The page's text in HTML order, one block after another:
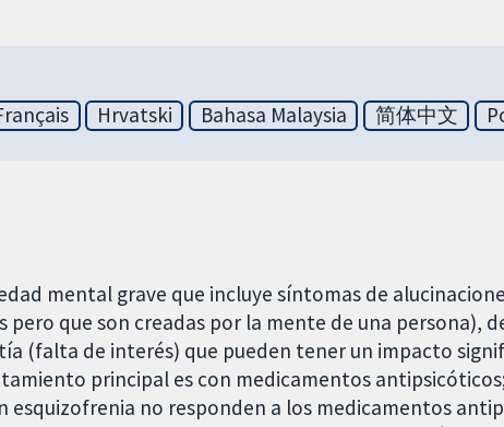
Hrvatski Bahasa Malaysia 简体中文
mental grave que incluye síntomas de
pero que son creadas por la mente de una persona),
(falta de interés) que pueden tener un impacto
principal es con medicamentos
esquizofrenia no responden a los medicamentos